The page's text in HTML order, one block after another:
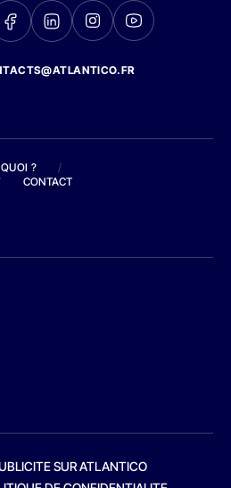
?
/
CONTACT
SUR ATLANTICO